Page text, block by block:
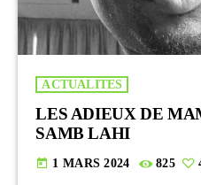
ACTUALITES
LES ADIEUX DE
SAMB LAHI
today 1 MARS 2024 825